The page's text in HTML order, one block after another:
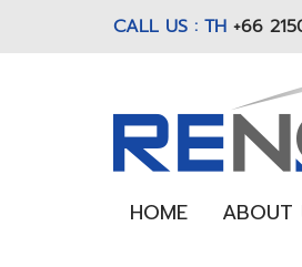
CALL US : TH +66
HOME ABOUT